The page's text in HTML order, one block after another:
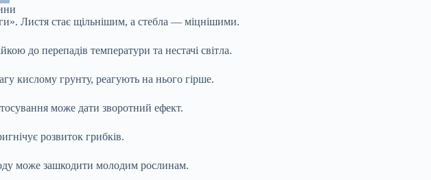
Листя стає щільнішим, а стебла — міцнішими.
до перепадів температури та нестачі світла.
кислому грунту, реагують на нього гірше.
може дати зворотний ефект.
розвиток грибків.
може зашкодити молодим рослинам.